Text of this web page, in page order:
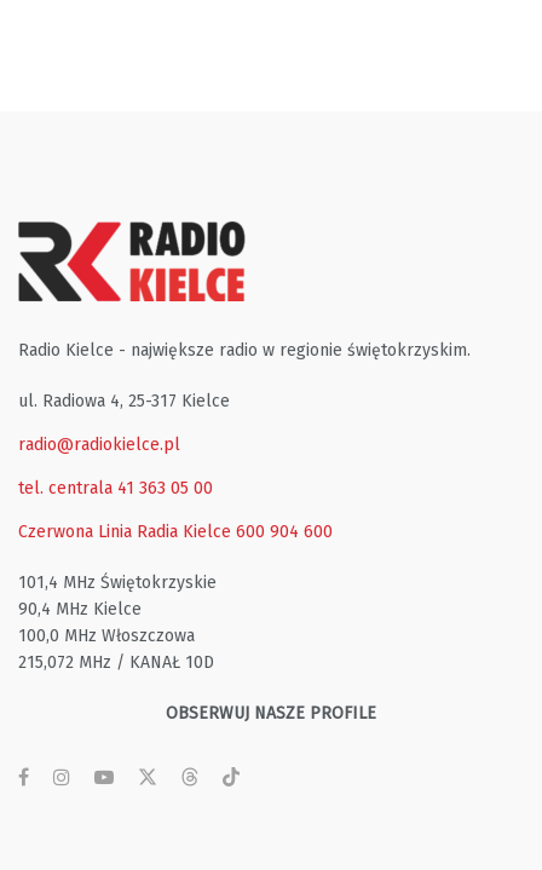
Radio Kielce - największe radio w regionie świętokrzyskim.
ul. Radiowa 4, 25-317 Kielce
radio@radiokielce.pl
tel. centrala 41 363 05 00
Czerwona Linia Radia Kielce 600 904 600
101,4 MHz Świętokrzyskie
90,4 MHz Kielce
100,0 MHz Włoszczowa
215,072 MHz / KANAŁ 10D
OBSERWUJ NASZE PROFILE